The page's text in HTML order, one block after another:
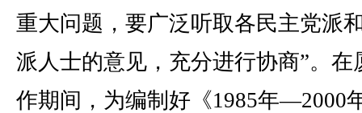
重大问题，要广泛听取各民主党派
派人士的意见，充分进行协商”。在
作期间，为编制好《1985年—2000